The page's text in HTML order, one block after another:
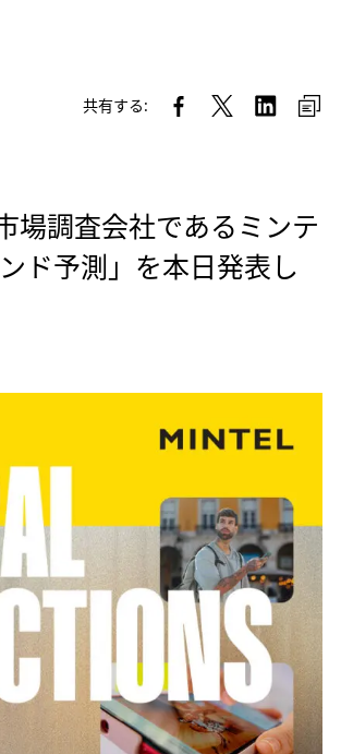
共有する:
場調査会社であるミンテ
ド予測」を本日発表し